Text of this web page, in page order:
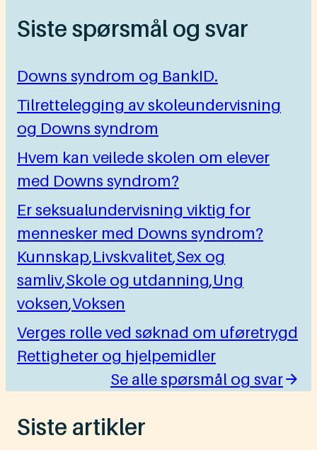
Siste spørsmål og svar
Downs syndrom og BankID.
Tilrettelegging av skoleundervisning
og Downs syndrom
Hvem kan veilede skolen om elever
med Downs syndrom?
Er seksualundervisning viktig for
mennesker med Downs syndrom?
Kunnskap,Livskvalitet,Sex og
samliv,Skole og utdanning,Ung
voksen,Voksen
Verges rolle ved søknad om uføretrygd
Rettigheter og hjelpemidler
Se alle spørsmål og svar
Siste artikler